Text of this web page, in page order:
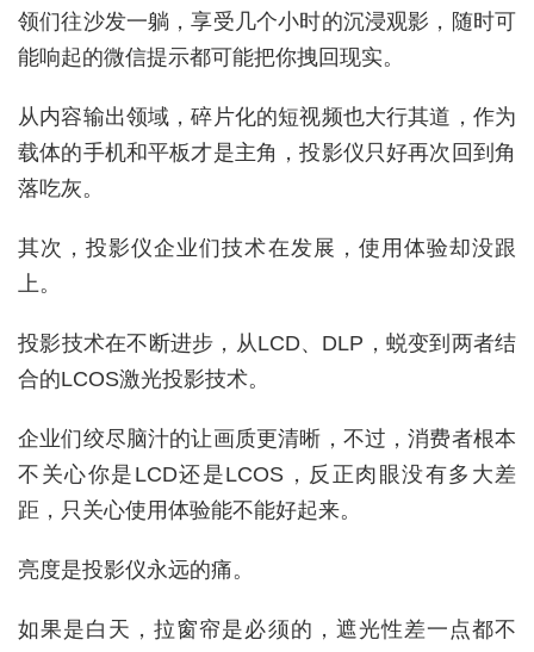
领们往沙发一躺，享受几个小时的沉浸观影，随时可
能响起的微信提示都可能把你拽回现实。
从内容输出领域，碎片化的短视频也大行其道，作为
载体的手机和平板才是主角，投影仪只好再次回到角
落吃灰。
其次，投影仪企业们技术在发展，使用体验却没跟
上。
投影技术在不断进步，从LCD、DLP，蜕变到两者结
合的LCOS激光投影技术。
企业们绞尽脑汁的让画质更清晰，不过，消费者根本
不关心你是LCD还是LCOS，反正肉眼没有多大差
距，只关心使用体验能不能好起来。
亮度是投影仪永远的痛。
如果是白天，拉窗帘是必须的，遮光性差一点都不